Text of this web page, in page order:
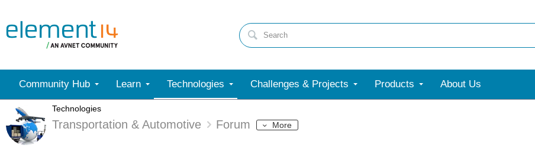
Community Hub Learn Technologies Challenges & Projects Products About Us
Technologies
Transportation & Automotive Forum More